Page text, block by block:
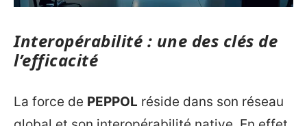
Interopérabilité : une des clés de
l’efficacité
La force de PEPPOL réside dans son réseau